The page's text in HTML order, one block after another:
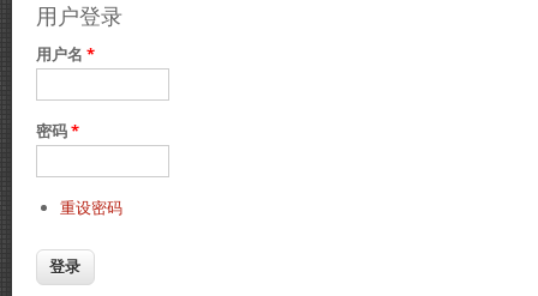
用户登录
用户名 *
密码*
重设密码